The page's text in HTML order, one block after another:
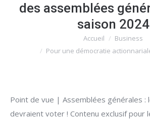
des assemblées
saison 2024
Accueil
Business
Pour une démocratie
Point de vue | Assemblées générales :
devraient voter ! Contenu exclusif pour